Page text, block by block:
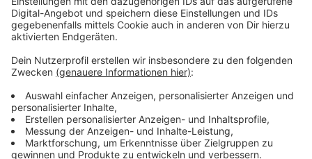
Versandapotheken keine Notdienste und Beratungen
übernehmen. Gleichzeitig sorgen sie dafür, dass immer
mehr richtige Apotheken schließen müssen, so die
Befürchtung des Apothekensprechers. Er fordert,
dass die Bundesregierung etwas gegen die
Missstände in den Apotheken tut – vor allem bei den
Honoraren und der Verfügbarkeit von Medikamenten.
Anzeige